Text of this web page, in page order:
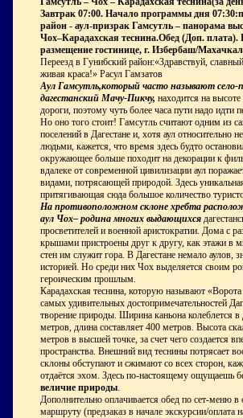
Завтрак 07:00. Начало программы дня
район - аул-призрак Гамсутль – панорама
Чох–Карадахская теснина.Обед (Доп. плата).
размещение гостинице, г. Избербаш/
Переезд в Гунибский район:«Здравствуй,
живая краса!» Расул Гамзатов
Аул Гамсутль,который часто называют село-
дагестанский Мачу-Пикчу, находится на
дороги, поэтому чуть более часа пути надо идти
Но оно того стоит! Гамсутль считают одним из
поселений в Дагестане и, хотя аул относительно
людьми, кажется, что время здесь будто
окружающее больше походит на декорации к
вдалеке от современной цивилизации аул
видами, потрясающей природой. Здесь уникальная
притягивающая сюда большое количество
На противоположном склоне хребта
аул Чох– родина многих выдающихся
просветителей и военной аристократии. Дома с
крышами пристроены друг к другу, как этажи в
стен им служит гора. В Дагестане немало аулов,
историей. Но среди них Чох выделяется своим
героическим прошлым.
Карадахская теснина, которую называют «Ворота
самых удивительных достопримечательностей
творение природы. Ширина каньона колеблется в
метров, длина составляет 400 метров. Высота
метров в высшей точке, за счет чего создается
пространства. Внешний вид теснины потрясает
склоны обступают и сжимают со всех сторон,
отдаётся эхом. Здесь по-настоящему ощущаешь
величие природы
Дополнительно оплачивается обед по сет-меню
маршруту (предзаказ в начале экскурсии/оплата